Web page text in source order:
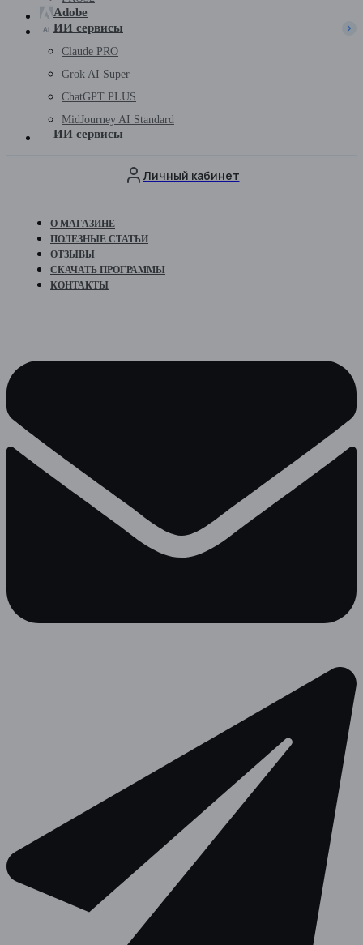
Adobe
ИИ сервисы
Claude PRO
Grok AI Super
ChatGPT PLUS
MidJourney AI Standard
ИИ сервисы
Личный кабинет
О МАГАЗИНЕ
ПОЛЕЗНЫЕ СТАТЬИ
ОТЗЫВЫ
СКАЧАТЬ ПРОГРАММЫ
КОНТАКТЫ